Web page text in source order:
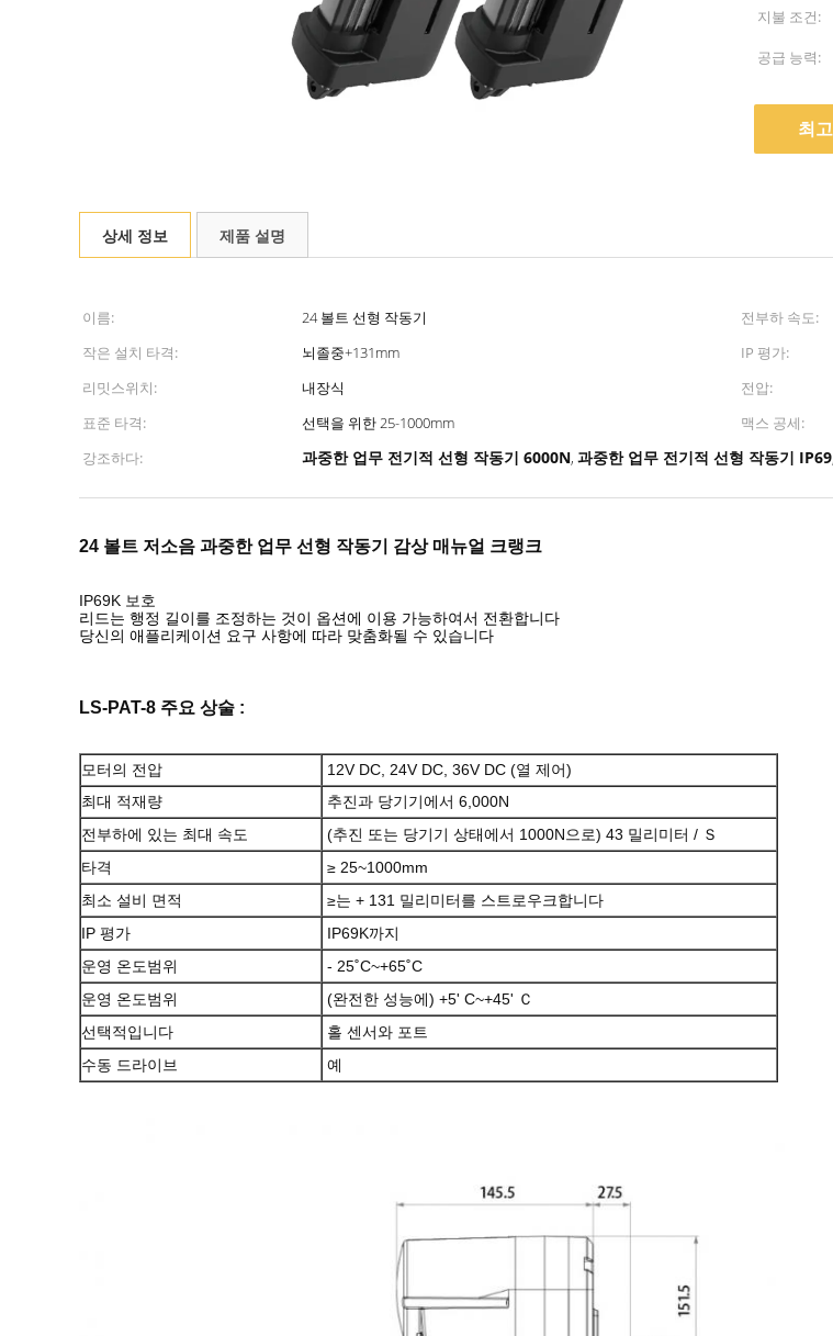
지불 조건:
공급 능력:
최
상세 정보 제품 설명
이름: 24 볼트 선형 작동기 전부하 속도:
작은 설치 타격:
뇌졸중+131mm IP 평가:
리밋스위치:
내장식 전압:
표준 타격:
선택을 위한 25-1000mm 맥스 공세:
강조하다:
과중한 업무 전기적 선형 작동기 6000N, 과중한 업무 전기적 선형 작동기 IP69
24 볼트 저소음 과중한 업무 선형 작동기 감상 매뉴얼 크랭크
IP69K 보호
리드는 행정 길이를 조정하는 것이 옵션에 이용 가능하여서 전환합니다
당신의 애플리케이션 요구 사항에 따라 맞춤화될 수 있습니다
LS-PAT-8 주요 상술 :
모터의 전압
12V DC, 24V DC, 36V DC (열 제어)
최대 적재량
추진과 당기기에서 6,000N
전부하에 있는 최대 속도
(추진 또는 당기기 상태에서 1000N으로) 43 밀리미터 / Ｓ
타격
≥ 25~1000mm
최소 설비 면적
≥는 + 131 밀리미터를 스트로우크합니다
IP 평가
IP69K까지
운영 온도범위
- 25˚C~+65˚C
운영 온도범위
(완전한 성능에) +5' C~+45' Ｃ
선택적입니다 홀 센서와 포트
수동 드라이브 예